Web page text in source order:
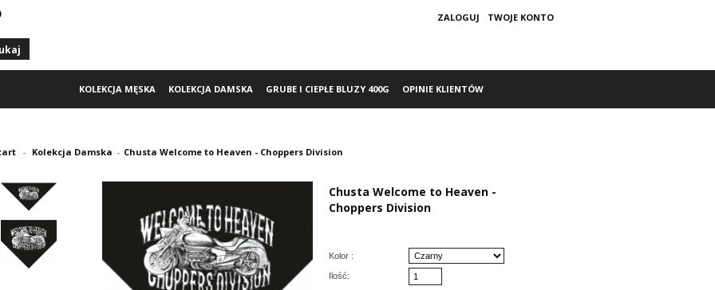
ZALOGUJ TWOJE KONTO
KOLEKCJA MĘSKA KOLEKCJA DAMSKA GRUBE I CIEPŁE BLUZY 400G OPINIE KLIENTÓW
- Kolekcja Damska - Chusta Welcome to Heaven - Choppers Division
Chusta Welcome to Heaven -
Choppers Division
Kolor :
Ilość: